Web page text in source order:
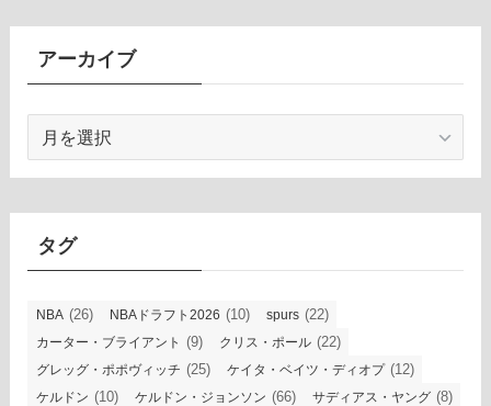
アーカイブ
カ
イ
タグ
NBA (26) NBAドラフト2026 (10) spurs (22)
カーター・ブライアント (9) クリス・ポール (22)
グレッグ・ポポヴィッチ (25) ケイタ・ベイツ・ディオプ(12)
ケルドン (10) ケルドン・ジョンソン (66) サディアス・ヤング (8)